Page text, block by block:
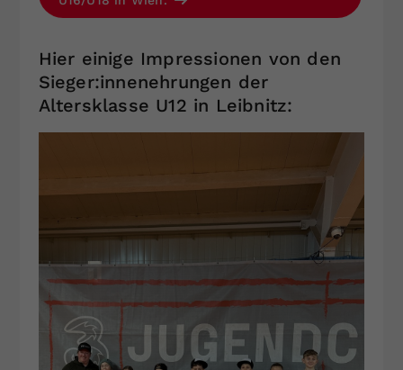
Hier einige Impressionen von den
Sieger:innenehrungen der
Altersklasse U12 in Leibnitz: